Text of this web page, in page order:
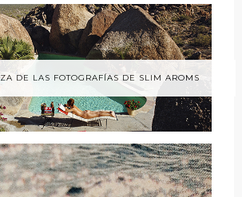
DE LAS FOTOGRAFÍAS DE SLIM AROMS